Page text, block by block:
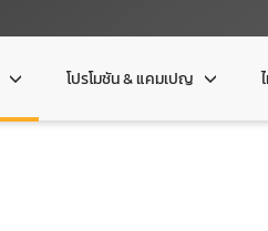
โปรโมชัน & แคมเปญ